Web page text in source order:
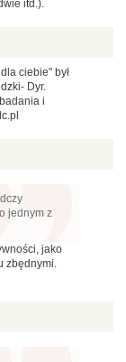
itd.).
ciebie" był
Dyr.
i
jednym z
jako
zbędnymi.